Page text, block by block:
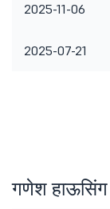
2025-11-06
2025-07-21
गणेश हाऊसिंग